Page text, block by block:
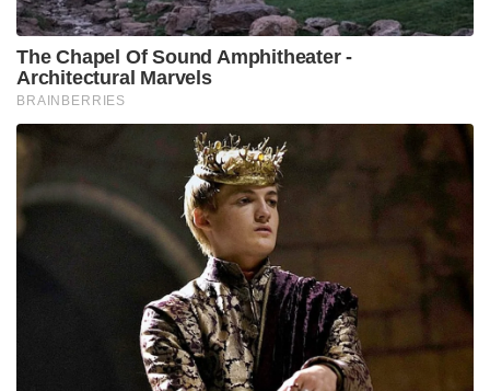
ക്ലാസൻ എന്നിവരുടെ വെടിക്കെട്ട് നമുക്ക് കണ്ട് ശീലം
ഉണ്ട് എന്നാൽ മുംബൈയിൽ നിന്നും ഇത്തവണ
ഹൈദരാബാദിലെത്തിയ ഇഷാൻ ഇമ്മാതിരി ഒരു അടി
അടിച്ചത് വെടിക്കെട്ടിലെ ബോണസായി..
ഐപിഎല്ലിലെ ഉയർന്ന സ്കോർ എന്ന അവരുടെ
തന്നെ റെക്കോർഡ് അവർ തന്നെ തിരുത്തി തിരുത്തി
എഴുതുക എന്നതാണ് ഹൈദരാബാദിന്റെ പണി. ഇനി
രാജസ്ഥാന്റെ ഭാഗത്തേക്ക് വന്നാൽ ഫോമിൽ ആകും
എന്ന് എല്ലാവരും കരുതിയ ജയ്‌സ്വാൾ പരാജയപ്പെട്ടു,
പരാഗ് വീണു, ആങ്കർ ചെയ്യാൻ കൊണ്ടുവന്ന റാണയും
പരാജയപ്പെട്ടു. സ്കോർബോർഡിൽ 50 റൺസ്
തികയും മുൻപ് മൂന്ന് പ്രധാന വിക്കറ്റുകൾ വീണു..
പക്ഷേ എന്നിട്ടും 286 എന്ന സ്കോർ ചേസ് ചെയ്തു